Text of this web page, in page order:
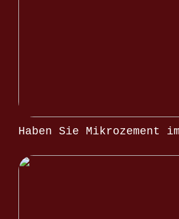
Haben Sie Mikrozement